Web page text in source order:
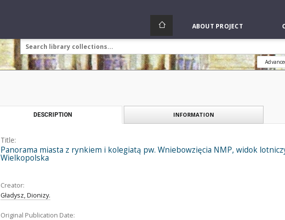
ABOUT PROJECT
DESCRIPTION INFORMATION
Title:
Panorama miasta z rynkiem i kolegiatą pw. Wniebowzięcia NMP, widok
Wielkopolska
Creator:
Gładysz, Dionizy.
Original Publication Date: